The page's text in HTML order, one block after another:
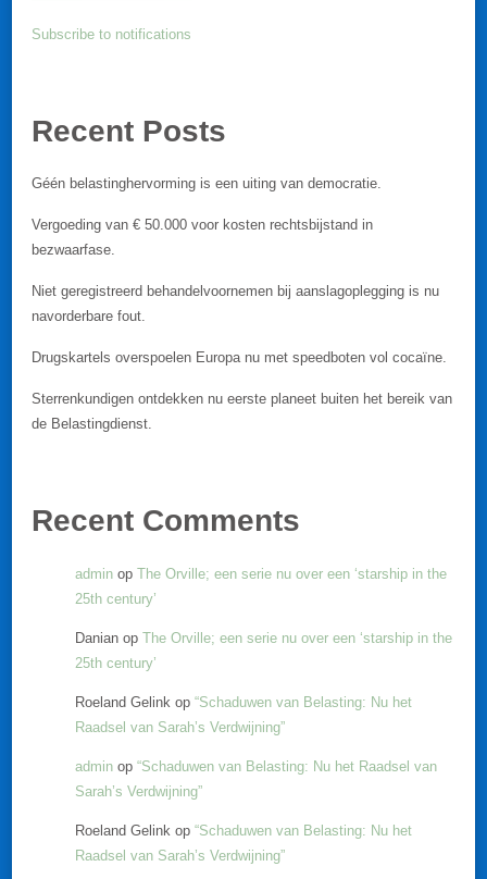
Subscribe to notifications
Recent Posts
Géén belastinghervorming is een uiting van democratie.
Vergoeding van € 50.000 voor kosten rechtsbijstand in
bezwaarfase.
Niet geregistreerd behandelvoornemen bij aanslagoplegging is nu
navorderbare fout.
Drugskartels overspoelen Europa nu met speedboten vol cocaïne.
Sterrenkundigen ontdekken nu eerste planeet buiten het bereik van
de Belastingdienst.
Recent Comments
admin op The Orville; een serie nu over een ‘starship in the
25th century’
Danian op The Orville; een serie nu over een ‘starship in the
25th century’
Roeland Gelink op “Schaduwen van Belasting: Nu het
Raadsel van Sarah’s Verdwijning”
admin op “Schaduwen van Belasting: Nu het Raadsel van
Sarah’s Verdwijning”
Roeland Gelink op “Schaduwen van Belasting: Nu het
Raadsel van Sarah’s Verdwijning”